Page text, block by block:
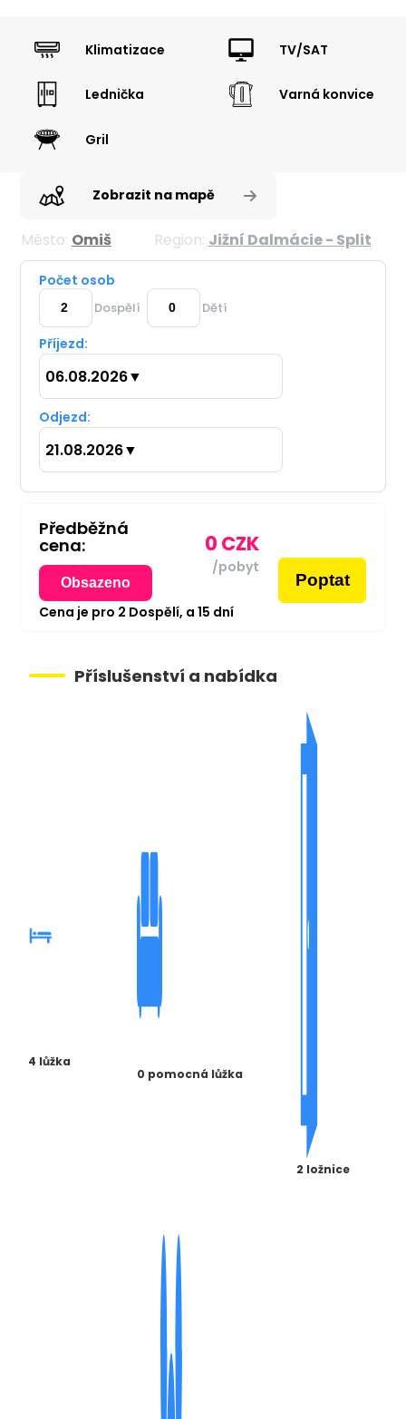
Klimatizace TV/SAT
Lednička Varná konvice
Gril
Zobrazit na mapě
Město: Omiš Region: Jižní Dalmácie - Split
Počet osob
Dospělí Dětí
Příjezd:
06.08.2026▼
Odjezd:
21.08.2026▼
Předběžná
cena:
Obsazeno
0 CZK
/pobyt
Poptat
Cena je pro 2 Dospělí, a 15 dní
Příslušenství a nabídka
4 lůžka
0 pomocná lůžka
2 ložnice